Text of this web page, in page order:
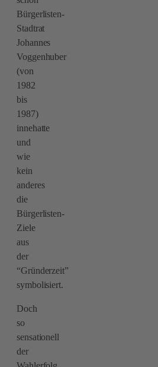
Bürgerlisten-
Stadtrat
Johannes
Voggenhuber
(von
1982
bis
1987)
innehatte
und
wie
kein
anderes
die
Bürgerlisten-
Ziele
aus
der
“Gründerzeit”
symbolisiert.
Doch
so
sensationell
der